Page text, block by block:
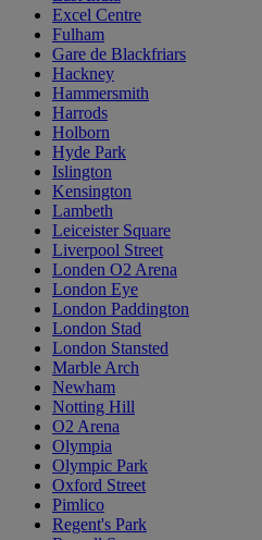
Excel Centre
Fulham
Gare de Blackfriars
Hackney
Hammersmith
Harrods
Holborn
Hyde Park
Islington
Kensington
Lambeth
Leiceister Square
Liverpool Street
Londen O2 Arena
London Eye
London Paddington
London Stad
London Stansted
Marble Arch
Newham
Notting Hill
O2 Arena
Olympia
Olympic Park
Oxford Street
Pimlico
Regent's Park